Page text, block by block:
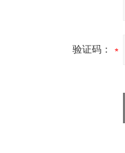
验证码：